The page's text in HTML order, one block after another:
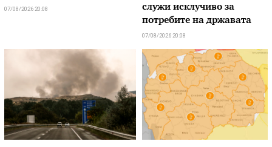
07/08/2026 20:08
служи исклучиво за
потребите на државата
07/08/2026 20:08